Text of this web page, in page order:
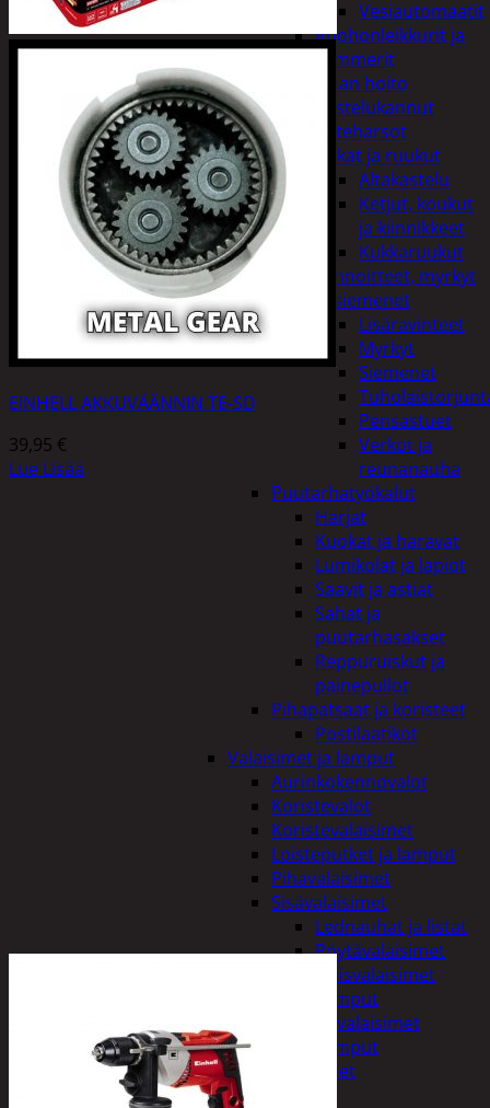
Vesiautomaatit
Ruohonleikkurit ja
trimmerit
Puutarhan hoito
Kastelukannut
Kateharsot
Kukat ja ruukut
Altakastelu
Ketjut, koukut
ja kiinnikkeet
Kukkaruukut
Lannoitteet, myrkyt
ja siemenet
Lisäravinteet
Myrkyt
Siemenet
Pensastuet
Verkot ja
reunanauha
Puutarhatyökalut
Harjat
Kuokat ja haravat
Lumikolat ja lapiot
Saavit ja astiat
Sahat ja
puutarhasakset
Reppuruiskut ja
painepullot
Pihapatsaat ja koristeet
Postilaatikot
Valaisimet ja lamput
Aurinkokennovalot
Koristevalot
Koristevalaisimet
Loisteputket ja lamput
Pihavalaisimet
Sisävalaisimet
Lednauhat ja listat
Pöytävalaisimet
Yleisvalaisimet
Taskulamput
Työmaavalaisimet
Taskulamput
Tarvikkeet
Työkalut
EINHELL AKKUVÄÄNNIN TE-SD
39,95 €
Lue Lisää